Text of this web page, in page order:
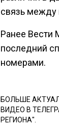
связь между
Ранее Вести
последний
номерами.
БОЛЬШЕ
ВИДЕО В
РЕГИОНА".